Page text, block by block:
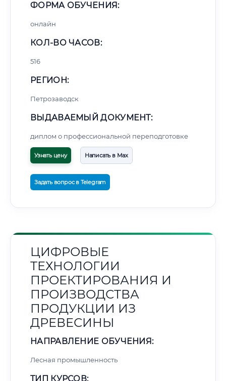
ФОРМА ОБУЧЕНИЯ:
онлайн
КОЛ-ВО ЧАСОВ:
516
РЕГИОН:
Петрозаводск
ВЫДАВАЕМЫЙ ДОКУМЕНТ:
диплом о профессиональной переподготовке
Узнать цену Написать в Max
Задать вопрос в Telegram
ЦИФРОВЫЕ
ТЕХНОЛОГИИ
ПРОЕКТИРОВАНИЯ И
ПРОИЗВОДСТВА
ПРОДУКЦИИ ИЗ
ДРЕВЕСИНЫ
НАПРАВЛЕНИЕ ОБУЧЕНИЯ:
Лесная промышленность
ТИП КУРСОВ: